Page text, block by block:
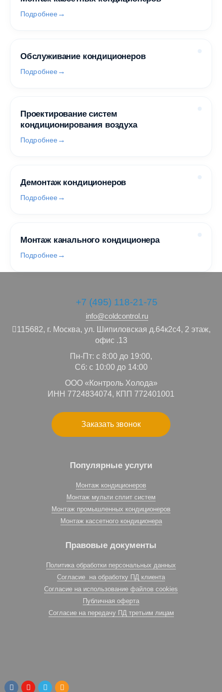
Подробнее
Обслуживание кондиционеров
Подробнее
Проектирование систем
кондиционирования воздуха
Подробнее
Демонтаж кондиционеров
Подробнее
Монтаж канального кондиционера
Подробнее
+7 (495) 118-21-75
info@coldcontrol.ru
115682, г. Москва, ул. Шипиловская д.64к2с4, 2 этаж,
офис .13
Пн-Пт: с 8:00 до 19:00,
Сб: с 10:00 до 14:00
ООО «Контроль Холода»
ИНН 7724834074, КПП 772401001
Заказать звонок
Популярные услуги
Монтаж кондиционеров
Монтаж мульти сплит систем
Монтаж промышленных кондиционеров
Монтаж кассетного кондиционера
Правовые документы
Политика обработки персональных данных
Согласие на обработку ПД клиента
Согласие на использование файлов cookies
Публичная оферта
Согласие на передачу ПД третьим лицам